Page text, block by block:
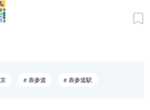
表参道 表参道駅